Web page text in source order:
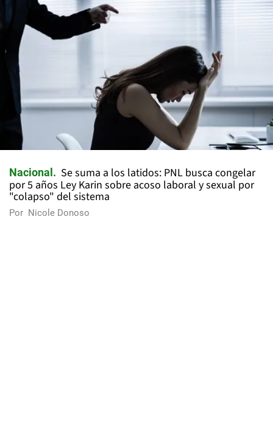
Nacional
Se suma a los latidos: PNL busca congelar
por 5 años Ley Karin sobre acoso laboral y sexual por
"colapso" del sistema
Por Nicole Donoso